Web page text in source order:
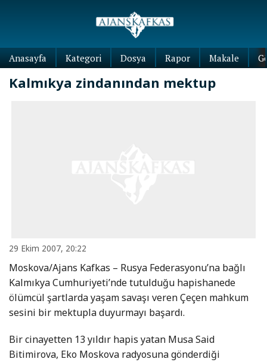
Anasayfa Kategori Dosya Rapor Makale
Kalmıkya zindanından mektup
29 Ekim 2007, 20:22
Moskova/Ajans Kafkas – Rusya Federasyonu’na bağlı
Kalmıkya Cumhuriyeti’nde tutulduğu hapishanede
ölümcül şartlarda yaşam savaşı veren Çeçen mahkum
sesini bir mektupla duyurmayı başardı.
Bir cinayetten 13 yıldır hapis yatan Musa Said
Bitimirova, Eko Moskova radyosuna gönderdiği